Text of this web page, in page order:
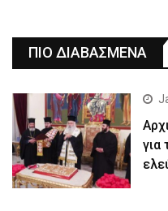
ΠΙΟ ΔΙΑΒΑΣΜΕΝΑ
για